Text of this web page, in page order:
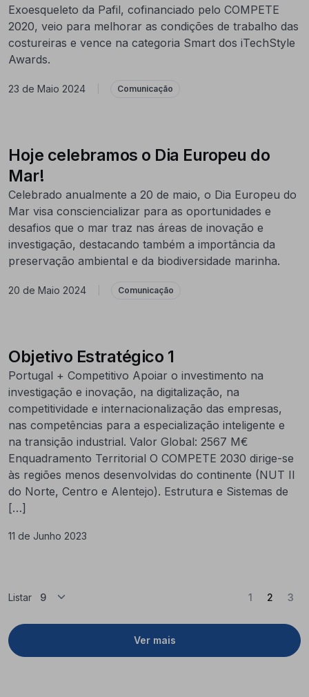
Exoesqueleto da Pafil, cofinanciado pelo COMPETE
2020, veio para melhorar as condições de trabalho das
costureiras e vence na categoria Smart dos iTechStyle
Awards.
23 de Maio 2024 Comunicação
Hoje celebramos o Dia Europeu do
Mar!
Celebrado anualmente a 20 de maio, o Dia Europeu do
Mar visa consciencializar para as oportunidades e
desafios que o mar traz nas áreas de inovação e
investigação, destacando também a importância da
preservação ambiental e da biodiversidade marinha.
20 de Maio 2024 Comunicação
Objetivo Estratégico 1
Portugal + Competitivo Apoiar o investimento na
investigação e inovação, na digitalização, na
competitividade e internacionalização das empresas,
nas competências para a especialização inteligente e
na transição industrial. Valor Global: 2567 M€
Enquadramento Territorial O COMPETE 2030 dirige-se
às regiões menos desenvolvidas do continente (NUT II
do Norte, Centro e Alentejo). Estrutura e Sistemas de
[…]
11 de Junho 2023
Listar
Ver mais
1 2(Atual)
3